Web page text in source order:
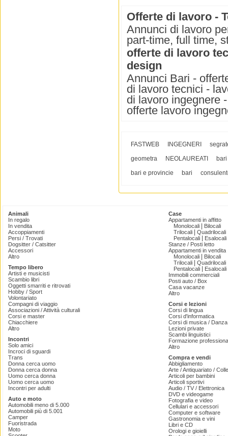
Offerte di lavoro -
Annunci di lavoro
part-time, full time,
offerte di lavoro
design
Annunci Bari -
di lavoro tecnici -
di lavoro ingegnere
offerte lavoro
FASTWEB INGEGNERI
geometra
NEOLAUREATI
bari e provincie
bari
Animali
In regalo
In vendita
Accoppiamenti
Persi / Trovati
Dogsitter / Catsitter
Accessori
Altro
Tempo libero
Artisti e musicisti
Scambio libri
Oggetti smarriti e ritrovati
Hobby / Sport
Volontariato
Compagni di viaggio
Associazioni / Attività culturali
Corsi e master
Chiacchiere
Altro
Incontri
Solo amici
Incroci di sguardi
Trans
Donna cerca uomo
Donna cerca donna
Uomo cerca donna
Uomo cerca uomo
Incontri per adulti
Auto e moto
Automobili meno di 5.000
Automobili più di 5.001
Camper
Fuoristrada
Moto
Case
Appartamenti in affitto
Monolocali
Bilocali
Trilocali
Quadrilocali
Pentalocali
Esalocali
Stanze / Posti letto
Appartamenti in vendita
Monolocali
Bilocali
Trilocali
Quadrilocali
Pentalocali
Esalocali
Immobili commerciali
Posti auto / Box
Casa vacanze
Altro
Corsi e lezioni
Corsi di lingua
Corsi d'informatica
Corsi di musica /
Lezioni private
Scambi linguistici
Formazione
Altro
Compra e vendi
Abbigliamento
Arte / Antiquariato /
Articoli per bambini
Articoli sportivi
Audio / TV / Elettronica
DVD e videogame
Fotografia e video
Cellulari e accessori
Computer e software
Gastronomia e vini
Libri e CD
Orologi e gioielli